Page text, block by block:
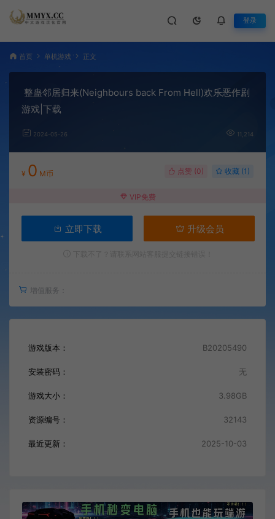
登录
首页 单机游戏 正文
整蛊邻居归来(Neighbours back From Hell)欢乐恶作剧
游戏|下载
2024-05-26 11,214
¥ 0 M币 点赞 (0) 收藏 (1)
VIP免费
立即下载 升级会员
增值服务：
游戏版本： B20205490
安装密码： 无
游戏大小： 3.98GB
资源编号： 32143
最近更新： 2025-10-03